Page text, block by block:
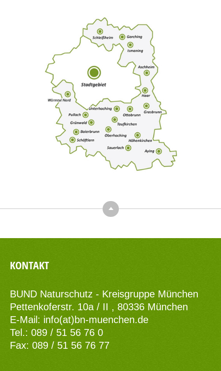
Top
KONTAKT
BUND Naturschutz - Kreisgruppe München
Pettenkoferstr. 10a / II , 80336 München
E-Mail: info(at)bn-muenchen.de
Tel.: 089 / 51 56 76 0
Fax: 089 / 51 56 76 77